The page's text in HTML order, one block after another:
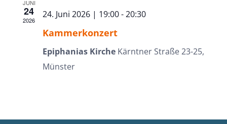
JUNI
24
2026
24. Juni 2026 | 19:00-20:30
Kammerkonzert
Epiphanias Kirche Kärntner Straße 23-25,
Münster